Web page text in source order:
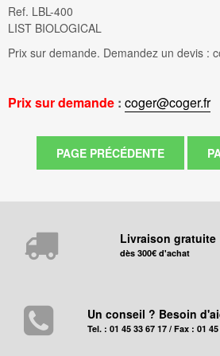
Ref. LBL-400
LIST BIOLOGICAL
Prix sur demande. Demandez un devis :
Prix sur demande : coger@coger.fr
Livraison gratuite
dès 300€ d'achat
Un conseil ? Besoin
Tel. : 01 45 33 67 17 / Fax : 01